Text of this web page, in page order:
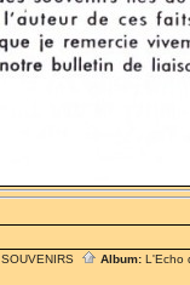
SOUVENIRS Album: L'Echo